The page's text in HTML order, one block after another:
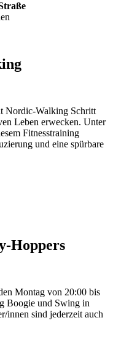
Nordic-Walking Schritt
Leben erwecken. Unter
Fitnesstraining
und eine spürbare
Hoppers
Montag von 20:00 bis
Boogie und Swing in
innen sind jederzeit auch